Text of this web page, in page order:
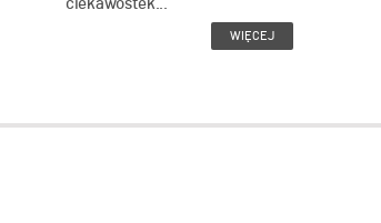
ciekawostek...
WIĘCEJ